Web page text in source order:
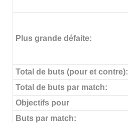
Plus grande défaite:
Total de buts (pour et contre):
Total de buts par match:
Objectifs pour
Buts par match: